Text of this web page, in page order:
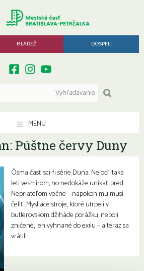
MLÁDEŽ DOSPELÍ
MENU
Púštne červy Duny
Ôsma časť sci-fi série Duna. Neloď Itaka
letí vesmírom, no nedokáže unikať pred
Nepriateľom večne – napokon mu musí
čeliť. Mysliace stroje, ktoré utrpeli v
butlerovskom džiháde porážku, neboli
zničené, len vyhnané do exilu – a teraz sa
vrátili.